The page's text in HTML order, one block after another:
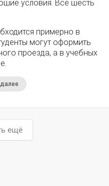
условия. Все шесть
примерно в
могут оформить
проезда, а в учебных
ещё